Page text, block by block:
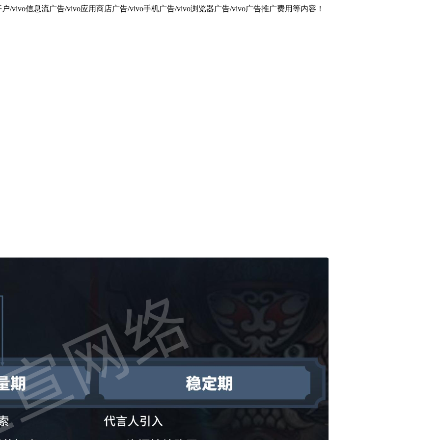
/vivo信息流广告/vivo应用商店广告/vivo手机广告/vivo浏览器广告/vivo广告推广费用等内容！